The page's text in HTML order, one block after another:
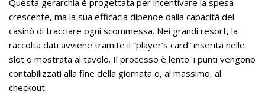
Questa gerarchia è progettata per incentivare la spesa
crescente, ma la sua efficacia dipende dalla capacità del
casinò di tracciare ogni scommessa. Nei grandi resort, la
raccolta dati avviene tramite il “player’s card” inserita nelle
slot o mostrata al tavolo. Il processo è lento: i punti vengono
contabilizzati alla fine della giornata o, al massimo, al
checkout.